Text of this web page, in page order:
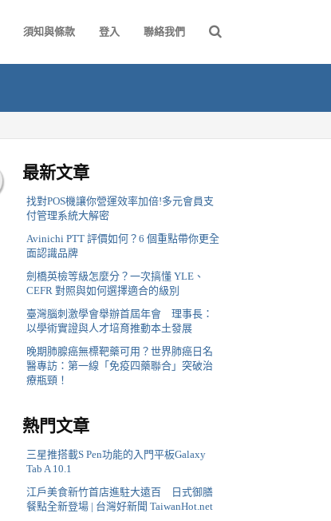
須知與條款 登入 聯絡我們
最新文章
找對POS機讓你營運效率加倍!多元會員支
付管理系統大解密
Avinichi PTT 評價如何？6 個重點帶你更全
面認識品牌
劍橋英檢等級怎麼分？一次搞懂 YLE、
CEFR 對照與如何選擇適合的級別
臺灣腦刺激學會舉辦首屆年會 理事長：
以學術實證與人才培育推動本土發展
晚期肺腺癌無標靶藥可用？世界肺癌日名
醫專訪：第一線「免疫四藥聯合」突破治
療瓶頸！
熱門文章
三星推搭載S Pen功能的入門平板Galaxy
Tab A 10.1
江戶美食新竹首店進駐大遠百 日式御膳
餐點全新登場 | 台灣好新聞 TaiwanHot.net